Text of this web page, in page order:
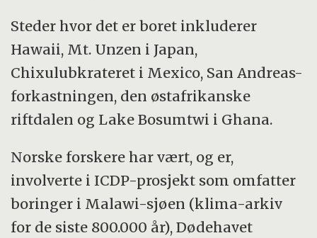
Steder hvor det er boret inkluderer
Hawaii, Mt. Unzen i Japan,
Chixulubkrateret i Mexico, San Andreas-
forkastningen, den østafrikanske
riftdalen og Lake Bosumtwi i Ghana.
Norske forskere har vært, og er,
involverte i ICDP-prosjekt som omfatter
boringer i Malawi-sjøen (klima-arkiv
for de siste 800.000 år), Dødehavet